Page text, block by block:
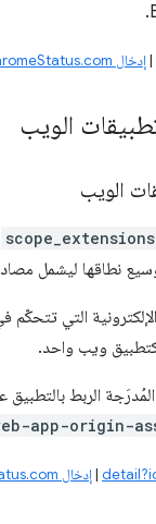
|إدخال ChromeStatus.com
الويب
الويب
scope_extensions
نطاقها ليشمل
التي تتحكّم
ويب واحد.
الربط
app-origin-
|إدخال ChromeStatus.com